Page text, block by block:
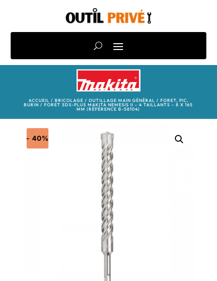
ACCUEIL / BRICOLAGE / OUTILLAGE MAIN GÉNÉRAL / FORET, PIC,
BURIN / FORET SDS-PLUS MAKITA NEMESIS II – 4 TAILLANTS – 8 X 165
MM (RÉFÉRENCE B-58104)
- 40%